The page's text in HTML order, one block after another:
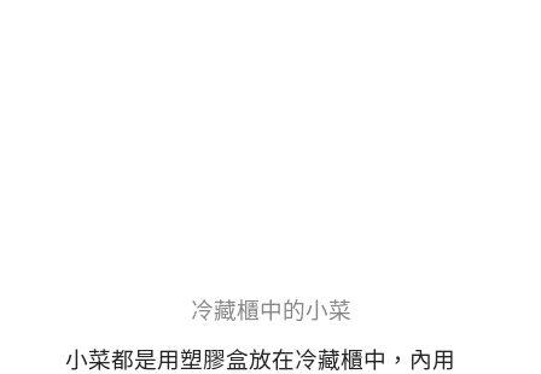
冷藏櫃中的小菜
小菜都是用塑膠盒放在冷藏櫃中，內用